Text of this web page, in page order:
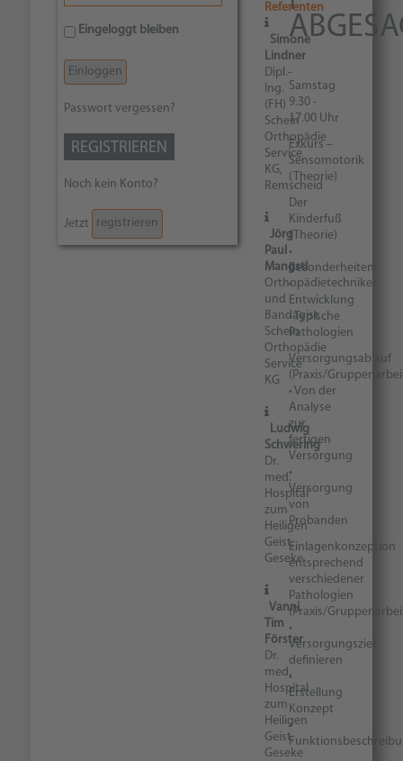
Eingeloggt bleiben
Passwort vergessen?
REGISTRIEREN
Noch kein Konto?
Jetzt registrieren
Referenten
Simone
Lindner
Dipl.-
Ing.
(FH)
Schein
Orthopädie
Service
KG,
Remscheid
Jörg
Paul
Mangstl
Orthopädietechniker
und
Bandagist
Schein
Orthopädie
Service
KG
Ludwig
Schwering
Dr.
med.
Hospital
zum
Heiligen
Geist,
Geseke
Vanni
Tim
Förster
Dr.
med.
Hospital
zum
Heiligen
Geist,
Geseke
Samstag
9.30 -
17.00 Uhr
Exkurs –
Sensomotorik
(Theorie)
Der
Kinderfuß
(Theorie)
•
Besonderheiten
•
Entwicklung
• Typische
Pathologien
Versorgungsablauf
(Praxis/
• Von der
Analyse
zur
fertigen
Versorgung
•
Versorgung
von
Probanden
Einlagenkonzeption
entsprechend
verschiedener
Pathologien
(Praxis/
•
Versorgungsziel
definieren
•
Erstellung
Konzept
•